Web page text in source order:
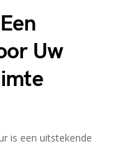
Uw
is een uitstekende